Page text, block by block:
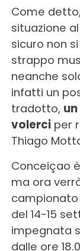
Come
situazione
sicuro non
strappo
neanche
infatti un
tradotto,
volerciper
Thiago
Conceiçao
ma ora
campionato
del 14-15
impegnata
dalle ore